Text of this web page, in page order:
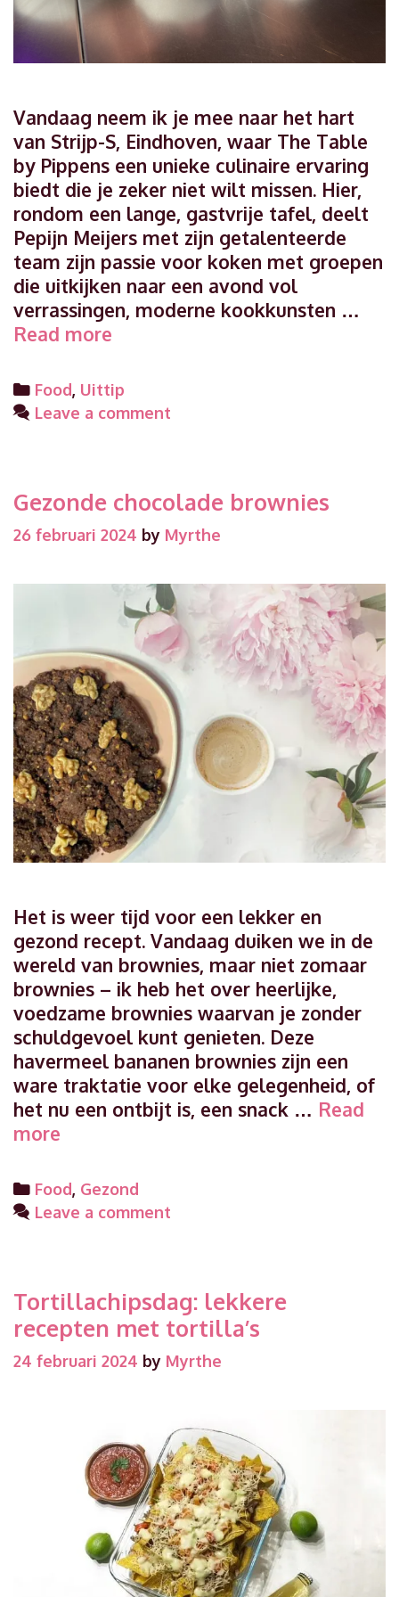
Vandaag neem ik je mee naar het hart
van Strijp-S, Eindhoven, waar The Table
by Pippens een unieke culinaire ervaring
biedt die je zeker niet wilt missen. Hier,
rondom een lange, gastvrije tafel, deelt
Pepijn Meijers met zijn getalenteerde
team zijn passie voor koken met groepen
die uitkijken naar een avond vol
verrassingen, moderne kookkunsten …
Read more
magie
bij
Pippens
Categories
Food, Uittip
Leave a comment
Gezonde chocolade brownies
26 februari 2024 by Myrthe
Het is weer tijd voor een lekker en
gezond recept. Vandaag duiken we in de
wereld van brownies, maar niet zomaar
brownies – ik heb het over heerlijke,
voedzame brownies waarvan je zonder
schuldgevoel kunt genieten. Deze
havermeel bananen brownies zijn een
ware traktatie voor elke gelegenheid, of
het nu een ontbijt is, een snack … Read
more
brownies
Categories
Food, Gezond
Leave a comment
Tortillachipsdag: lekkere
recepten met tortilla’s
24 februari 2024 by Myrthe